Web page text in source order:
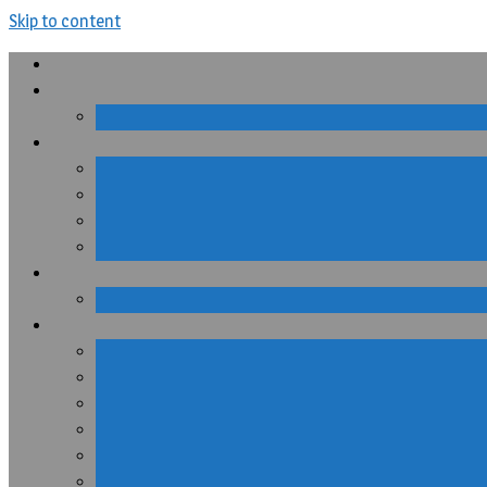
Skip to content